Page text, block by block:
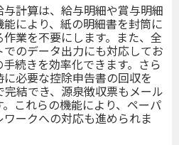
与計算は、給与明細や賞与明細
により、紙の明細書を封筒に
作業を不要にします。また、全
のデータ出力にも対応してお
続きを効率化できます。さら
に必要な控除申告書の回収を
結でき、源泉徴収票もメール
これらの機能により、ペーパ
ークへの対応も進められま